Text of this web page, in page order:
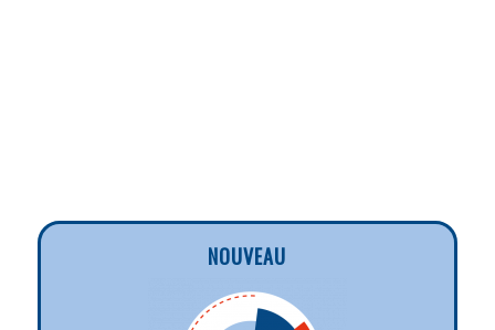
NOUVEAU